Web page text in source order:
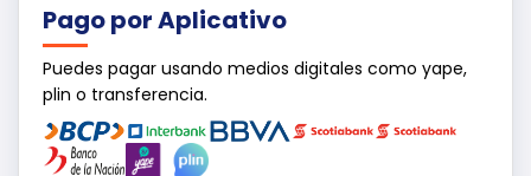
Pago por Aplicativo
Puedes pagar usando medios digitales como yape,
plin o transferencia.